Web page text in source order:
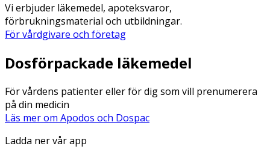
Vi erbjuder läkemedel, apoteksvaror,
förbrukningsmaterial och utbildningar.
För vårdgivare och företag
Dosförpackade läkemedel
För vårdens patienter eller för dig som vill prenumerera
på din medicin
Läs mer om Apodos och Dospac
Ladda ner vår app